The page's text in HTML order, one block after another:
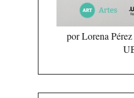
por Lorena